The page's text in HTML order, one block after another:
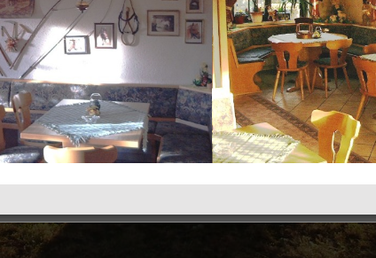
Restaurant Guru
ILogin |Startseite|Impressum